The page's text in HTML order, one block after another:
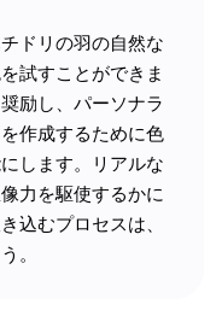
ドリの羽の自然な
試すことができま
励し、パーソナラ
作成するために色
します。リアルな
力を駆使するかに
込むプロセスは、
。